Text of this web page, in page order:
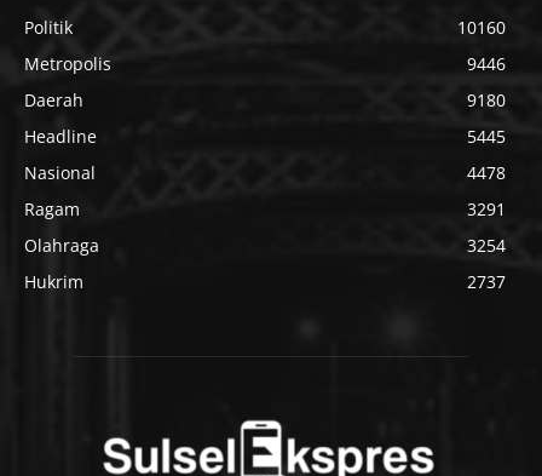
Politik
10160
Metropolis
9446
Daerah
9180
Headline
5445
Nasional
4478
Ragam
3291
Olahraga
3254
Hukrim
2737